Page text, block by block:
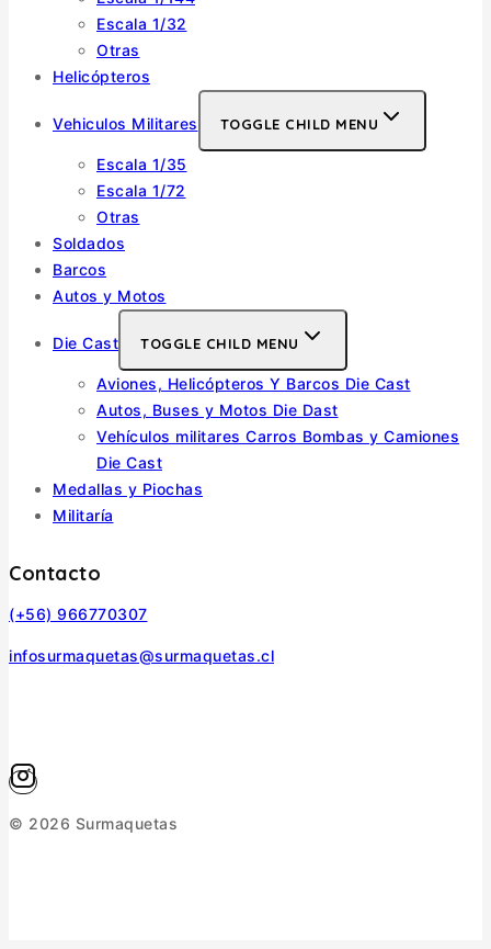
Escala 1/32
Otras
Helicópteros
Vehiculos Militares TOGGLE CHILD MENU
Escala 1/35
Escala 1/72
Otras
Soldados
Barcos
Autos y Motos
Die Cast TOGGLE CHILD MENU
Aviones, Helicópteros Y Barcos Die Cast
Autos, Buses y Motos Die Dast
Vehículos militares Carros Bombas y Camiones
Die Cast
Medallas y Piochas
Militaría
Contacto
(+56) 966770307
infosurmaquetas@surmaquetas.cl
© 2026 Surmaquetas